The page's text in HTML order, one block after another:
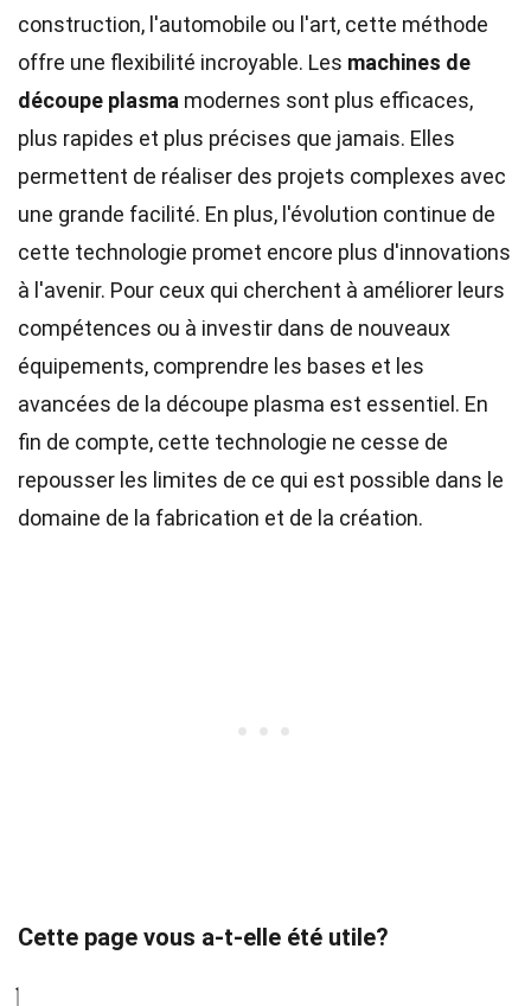
construction, l'automobile ou l'art, cette méthode
offre une flexibilité incroyable. Les machines de
découpe plasma modernes sont plus efficaces,
plus rapides et plus précises que jamais. Elles
permettent de réaliser des projets complexes avec
une grande facilité. En plus, l'évolution continue de
cette technologie promet encore plus d'innovations
à l'avenir. Pour ceux qui cherchent à améliorer leurs
compétences ou à investir dans de nouveaux
équipements, comprendre les bases et les
avancées de la découpe plasma est essentiel. En
fin de compte, cette technologie ne cesse de
repousser les limites de ce qui est possible dans le
domaine de la fabrication et de la création.
Cette page vous a-t-elle été utile?